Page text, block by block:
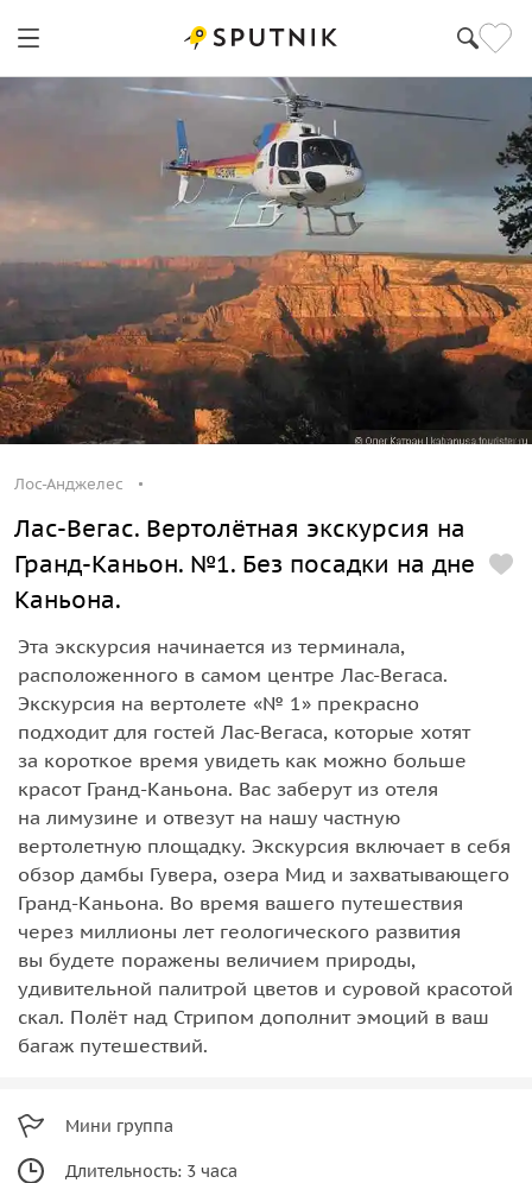
Лос-Анджелес
Лас-Вегас. Вертолётная экскурсия на
Гранд-Каньон. №1. Без посадки на дне
Каньона.
Эта экскурсия начинается из терминала,
расположенного в самом центре Лас-Вегаса.
Экскурсия на вертолете «№ 1» прекрасно
подходит для гостей Лас-Вегаса, которые хотят
за короткое время увидеть как можно больше
красот Гранд-Каньона. Вас заберут из отеля
на лимузине и отвезут на нашу частную
вертолетную площадку. Экскурсия включает в себя
обзор дамбы Гувера, озера Мид и захватывающего
Гранд-Каньона. Во время вашего путешествия
через миллионы лет геологического развития
вы будете поражены величием природы,
удивительной палитрой цветов и суровой красотой
скал. Полёт над Стрипом дополнит эмоций в ваш
багаж путешествий.
Мини группа
Длительность: 3 часа